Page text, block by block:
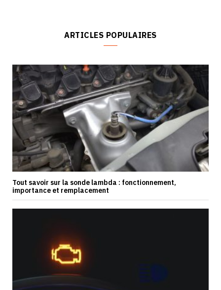
ARTICLES POPULAIRES
Tout savoir sur la sonde lambda : fonctionnement,
importance et remplacement